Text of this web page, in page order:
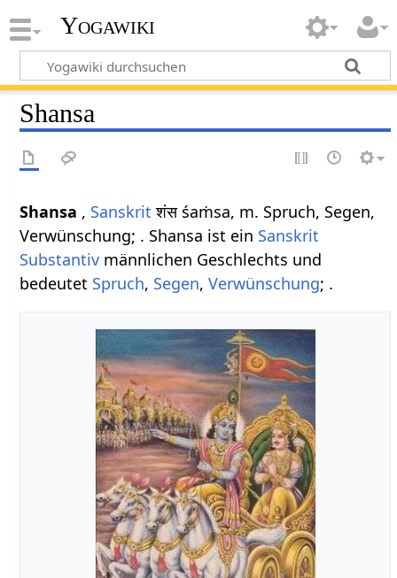
Yogawiki
Shansa
Shansa , Sanskrit शंस śaṁsa, m. Spruch, Segen,
Verwünschung; . Shansa ist ein Sanskrit
Substantiv männlichen Geschlechts und
bedeutet Spruch, Segen,Verwünschung; .